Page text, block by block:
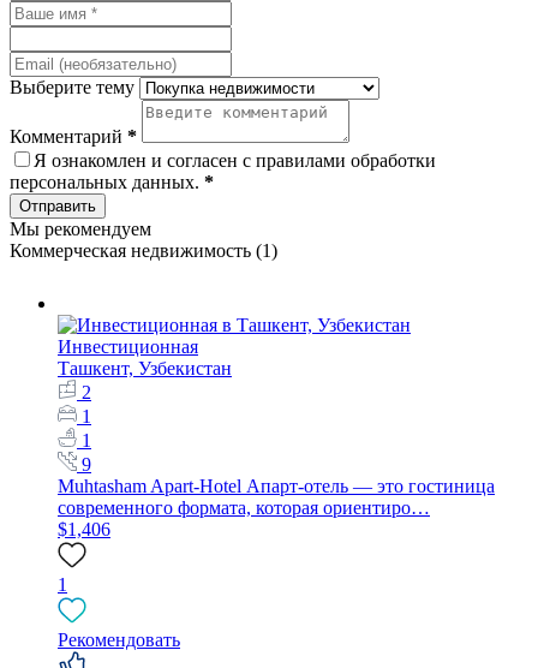
Выберите тему
Комментарий *
Я ознакомлен и согласен с правилами обработки
персональных данных. *
Отправить
Мы рекомендуем
Коммерческая недвижимость (1)
Инвестиционная
Ташкент, Узбекистан
2
1
1
9
Muhtasham Apart-Hotel Апарт-отель — это гостиница
современного формата, которая ориентиро…
$1,406
1
Рекомендовать